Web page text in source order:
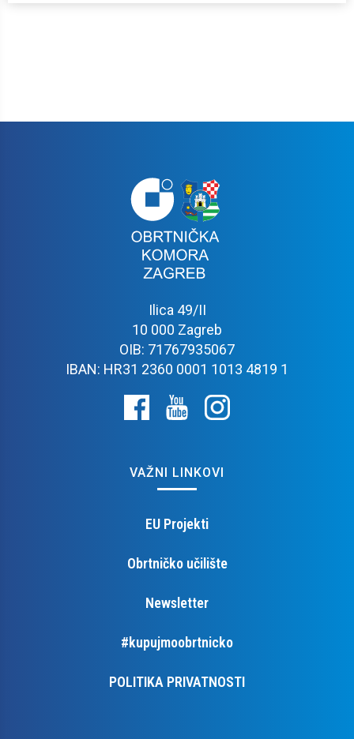
Ilica 49/II
10 000 Zagreb
OIB: 71767935067
IBAN: HR31 2360 0001 1013 4819 1
VAŽNI LINKOVI
EU Projekti
Obrtničko učilište
Newsletter
#kupujmoobrtnicko
POLITIKA PRIVATNOSTI